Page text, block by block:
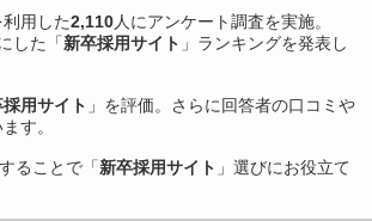
用した2,110人にアンケート調査を実施。
した「新卒採用サイト 」ランキングを発表し
採用サイト 」を評価。さらに回答者の口コミや
す。
ることで「新卒採用サイト 」選びにお役立て